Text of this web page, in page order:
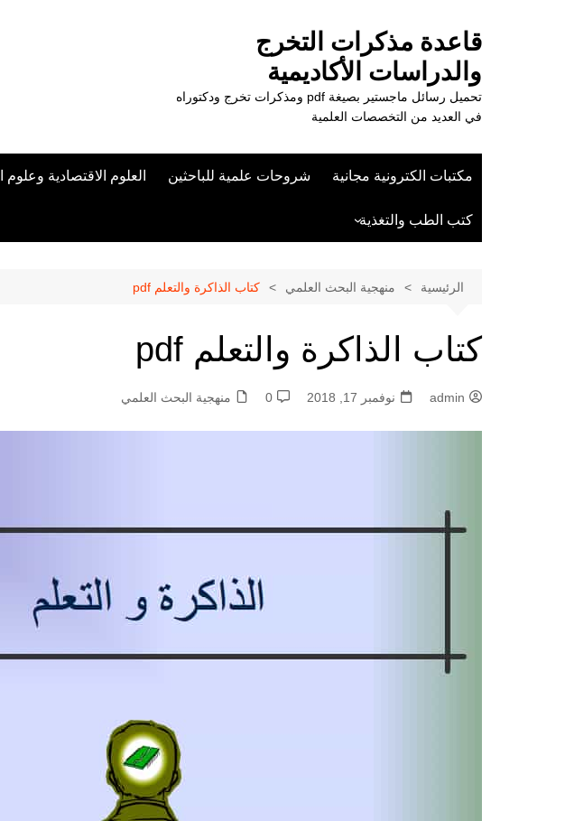
قاعدة مذكرات التخرج
والدراسات الأكاديمية
تحميل رسائل ماجستير بصيغة pdf ومذكرات تخرج ودكتوراه
في العديد من التخصصات العلمية
مكتبات الكترونية مجانية شروحات علمية للباحثين العلوم الاقتصادية وعلوم
علوم الادارة والموارد
كتب الطب والتغذية
الرئيسية منهجية البحث العلمي كتاب الذاكرة والتعلم pdf
كتاب الذاكرة والتعلم pdf
admin نوفمبر 17, 2018 0 منهجية البحث العلمي